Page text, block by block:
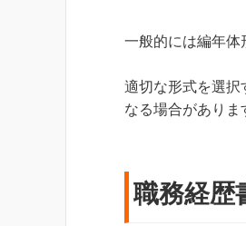
一般的には編年体
適切な形式を選択
なる場合がありま
職務経歴